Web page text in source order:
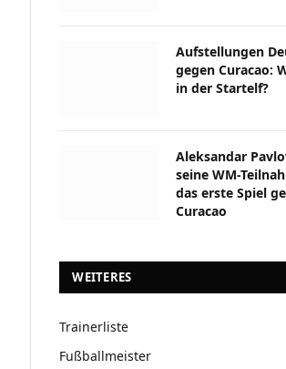
Aufstellungen
gegen Curacao:
in der Startelf?
Aleksandar
seine WM-
das erste Spiel
Curacao
WEITERES
Trainerliste
Fußballmeister